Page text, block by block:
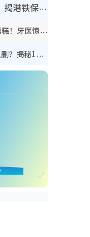
内地客夸港人不识老！揭港铁保鲜级冷气 港人求放过：别投诉
牙线棒乱用随时越清越糟糕！牙医惊揭盲目过户细菌恐致龋齿：这种才是日常真保养
WhatsApp预设贴图怎么删？揭秘1招“反向操作”还原简洁界面 附3步实测教程